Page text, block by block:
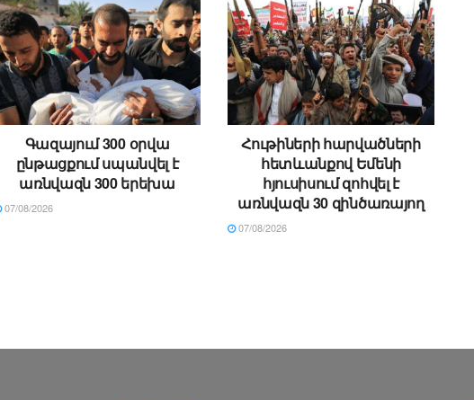
Գազայում 300 օրվա
ընթացքում սպանվել է
առնվազն 300 երեխա
07/08/2026
Հութիների հարվածների
հետևանքով Եմենի
հյուսիսում զոհվել է
առնվազն 30 զինծառայող
07/08/2026